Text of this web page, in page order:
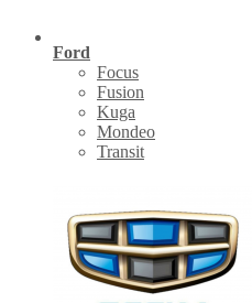
Ford
Focus
Fusion
Kuga
Mondeo
Transit